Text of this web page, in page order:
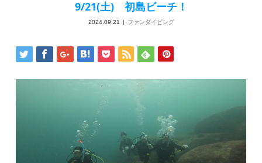
9/21(土) 初島ビーチ！
2024.09.21 ファンダイビング